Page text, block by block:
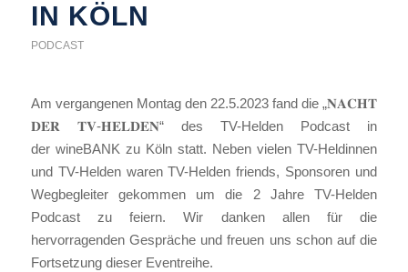
IN KÖLN
PODCAST
Am vergangenen Montag den 22.5.2023 fand die „𝐍𝐀𝐂𝐇𝐓
𝐃𝐄𝐑 𝐓𝐕-𝐇𝐄𝐋𝐃𝐄𝐍“ des TV-Helden Podcast in
der wineBANK zu Köln statt. Neben vielen TV-Heldinnen
und TV-Helden waren TV-Helden friends, Sponsoren und
Wegbegleiter gekommen um die 2 Jahre TV-Helden
Podcast zu feiern. Wir danken allen für die
hervorragenden Gespräche und freuen uns schon auf die
Fortsetzung dieser Eventreihe.